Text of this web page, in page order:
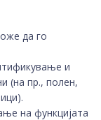
да го
и
(на пр., полен,
на функцијата